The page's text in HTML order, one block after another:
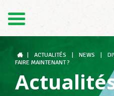
Le LCGB
ACTUALITÉS NEWS
FAIRE MAINTENANT ?